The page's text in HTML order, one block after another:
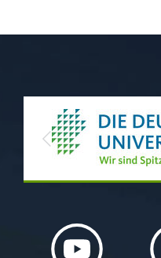
Previous